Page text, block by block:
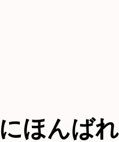
にほんばれ